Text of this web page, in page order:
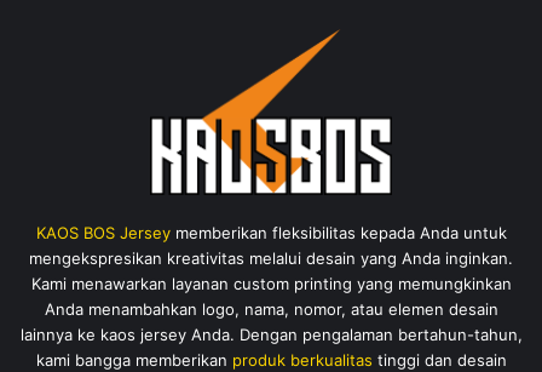
KAOS BOS Jerseymemberikan fleksibilitas kepada Anda untuk
mengekspresikan kreativitas melalui desain yang Anda inginkan.
Kami menawarkan layanan custom printing yang memungkinkan
Anda menambahkan logo, nama, nomor, atau elemen desain
lainnya ke kaos jersey Anda. Dengan pengalaman bertahun-tahun,
kami bangga memberikan produk berkualitas tinggi dan desain